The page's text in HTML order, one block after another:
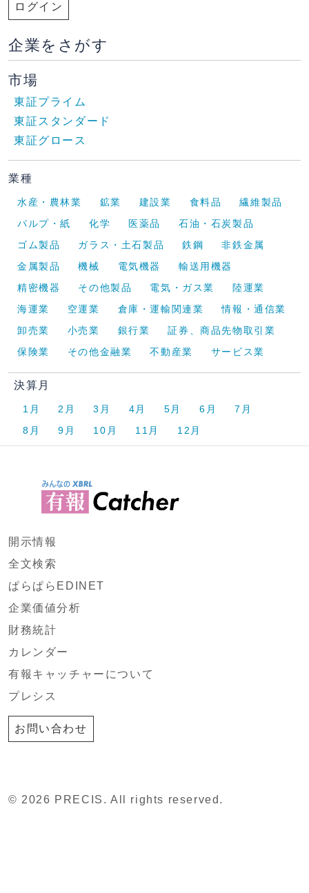
ログイン
企業をさがす
市場
東証プライム
東証スタンダード
東証グロース
業種
水産・農林業 鉱業 建設業 食料品
繊維製品
パルプ・紙
化学 医薬品
石油・石炭製品
ゴム製品
ガラス・土石製品 鉄鋼
非鉄金属
金属製品
機械 電気機器
輸送用機器
精密機器
その他製品 電気・ガス業
陸運業
海運業
空運業 倉庫・運輸関連業
情報・通信業
卸売業
小売業 銀行業
証券、商品先物取引業
保険業
その他金融業 不動産業 サービス業
決算月
1月 2月 3月 4月 5月 6月
7月
8月
9月 10月 11月 12月
開示情報
全文検索
ぱらぱらEDINET
企業価値分析
財務統計
カレンダー
有報キャッチャーについて
プレシス
お問い合わせ
© 2026 PRECIS. All rights reserved.